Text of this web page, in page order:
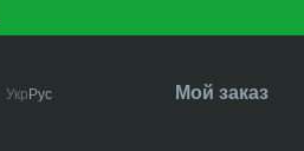
Укр Рус Мой заказ